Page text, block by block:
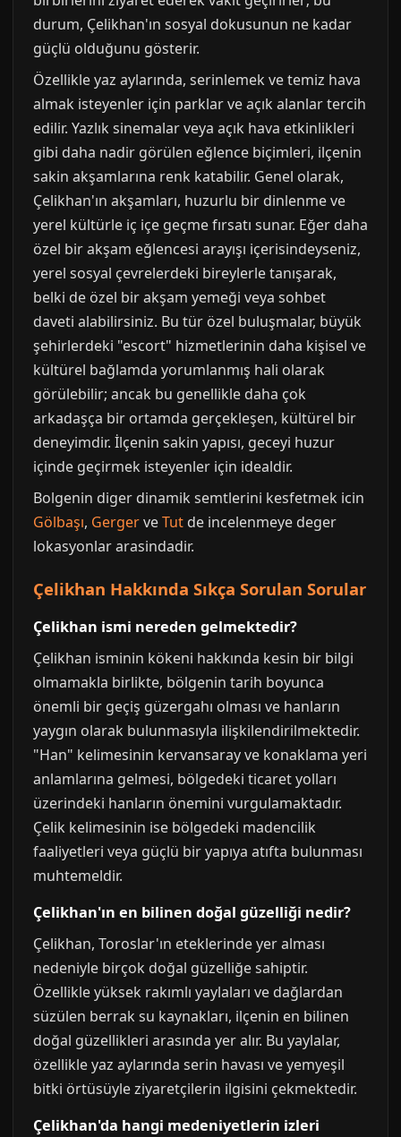
durum, Çelikhan'ın sosyal dokusunun ne kadar
güçlü olduğunu gösterir.
Özellikle yaz aylarında, serinlemek ve temiz hava
almak isteyenler için parklar ve açık alanlar tercih
edilir. Yazlık sinemalar veya açık hava etkinlikleri
gibi daha nadir görülen eğlence biçimleri, ilçenin
sakin akşamlarına renk katabilir. Genel olarak,
Çelikhan'ın akşamları, huzurlu bir dinlenme ve
yerel kültürle iç içe geçme fırsatı sunar. Eğer daha
özel bir akşam eğlencesi arayışı içerisindeyseniz,
yerel sosyal çevrelerdeki bireylerle tanışarak,
belki de özel bir akşam yemeği veya sohbet
daveti alabilirsiniz. Bu tür özel buluşmalar, büyük
şehirlerdeki "escort" hizmetlerinin daha kişisel ve
kültürel bağlamda yorumlanmış hali olarak
görülebilir; ancak bu genellikle daha çok
arkadaşça bir ortamda gerçekleşen, kültürel bir
deneyimdir. İlçenin sakin yapısı, geceyi huzur
içinde geçirmek isteyenler için idealdir.
Bolgenin diger dinamik semtlerini kesfetmek icin
Gölbaşı, GergerveTut de incelenmeye deger
lokasyonlar arasindadir.
Çelikhan Hakkında Sıkça Sorulan Sorular
Çelikhan ismi nereden gelmektedir?
Çelikhan isminin kökeni hakkında kesin bir bilgi
olmamakla birlikte, bölgenin tarih boyunca
önemli bir geçiş güzergahı olması ve hanların
yaygın olarak bulunmasıyla ilişkilendirilmektedir.
"Han" kelimesinin kervansaray ve konaklama yeri
anlamlarına gelmesi, bölgedeki ticaret yolları
üzerindeki hanların önemini vurgulamaktadır.
Çelik kelimesinin ise bölgedeki madencilik
faaliyetleri veya güçlü bir yapıya atıfta bulunması
muhtemeldir.
Çelikhan'ın en bilinen doğal güzelliği nedir?
Çelikhan, Toroslar'ın eteklerinde yer alması
nedeniyle birçok doğal güzelliğe sahiptir.
Özellikle yüksek rakımlı yaylaları ve dağlardan
süzülen berrak su kaynakları, ilçenin en bilinen
doğal güzellikleri arasında yer alır. Bu yaylalar,
özellikle yaz aylarında serin havası ve yemyeşil
bitki örtüsüyle ziyaretçilerin ilgisini çekmektedir.
Çelikhan'da hangi medeniyetlerin izleri